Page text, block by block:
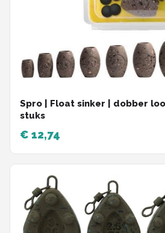
Spro | Float sinker | dobber
stuks
€ 12,74